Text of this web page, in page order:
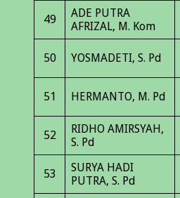
49
ADE PUTRA
AFRIZAL, M. Kom
50 YOSMADETI, S. Pd
51 HERMANTO, M. Pd
52
RIDHO AMIRSYAH,
S. Pd
53
SURYA HADI
PUTRA, S. Pd